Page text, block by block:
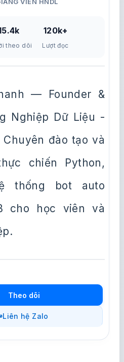
theo dõi
120k+
Lượt đọc
— Founder &
Nghiệp Dữ Liệu -
Chuyên đào tạo và
chiến Python,
thống bot auto
cho học viên và
Theo dõi
Liên hệ Zalo